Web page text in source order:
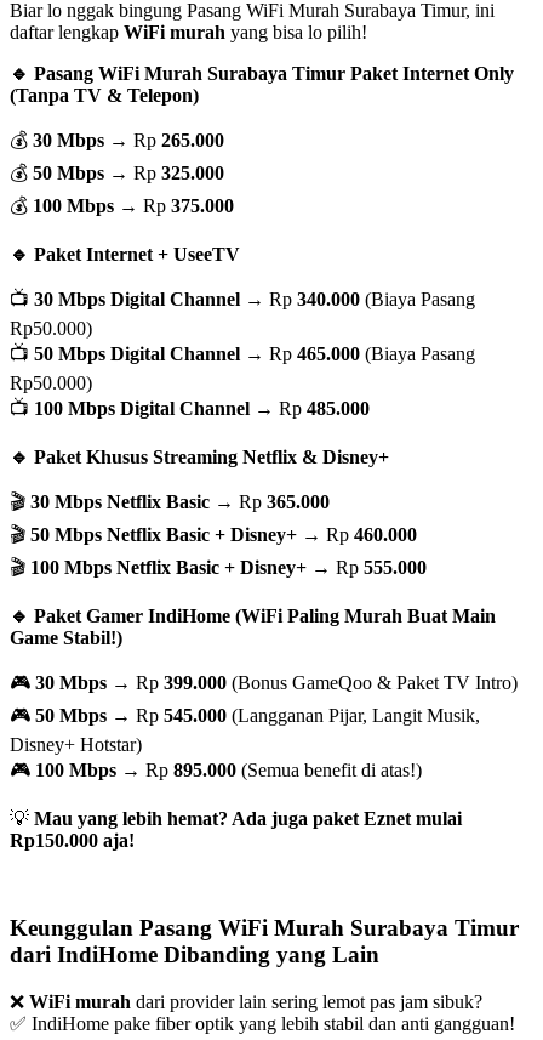
Biar lo nggak bingung Pasang WiFi Murah Surabaya Timur, ini
daftar lengkap WiFi murah yang bisa lo pilih!
🔹 Pasang WiFi Murah Surabaya Timur Paket Internet Only
(Tanpa TV & Telepon)
💰 30 Mbps → Rp 265.000
💰 50 Mbps → Rp 325.000
💰 100 Mbps → Rp 375.000
🔹 Paket Internet + UseeTV
📺 30 Mbps Digital Channel → Rp 340.000 (Biaya Pasang
Rp50.000)
📺 50 Mbps Digital Channel → Rp 465.000 (Biaya Pasang
Rp50.000)
📺 100 Mbps Digital Channel → Rp 485.000
🔹 Paket Khusus Streaming Netflix & Disney+
🎬 30 Mbps Netflix Basic → Rp 365.000
🎬 50 Mbps Netflix Basic + Disney+ → Rp 460.000
🎬 100 Mbps Netflix Basic + Disney+ → Rp 555.000
🔹 Paket Gamer IndiHome (WiFi Paling Murah Buat Main
Game Stabil!)
🎮 30 Mbps → Rp 399.000 (Bonus GameQoo & Paket TV Intro)
🎮 50 Mbps → Rp 545.000 (Langganan Pijar, Langit Musik,
Disney+ Hotstar)
🎮 100 Mbps → Rp 895.000 (Semua benefit di atas!)
💡 Mau yang lebih hemat? Ada juga paket Eznet mulai
Rp150.000 aja!
Keunggulan Pasang WiFi Murah Surabaya Timur
dari IndiHome Dibanding yang Lain
❌ WiFi murah dari provider lain sering lemot pas jam sibuk?
✅ IndiHome pake fiber optik yang lebih stabil dan anti gangguan!